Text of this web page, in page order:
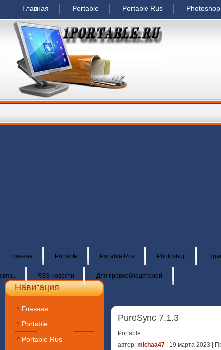
Главная Portable Portable Rus Photoshop
Главная Portable Portable Rus Photoshop
связь RSS новости Для правообладателей
Навигация
Главная
Portable
Portable Rus
PureSync 7.1.3
Portable
автор: michaa47 | 19 марта 2023 |